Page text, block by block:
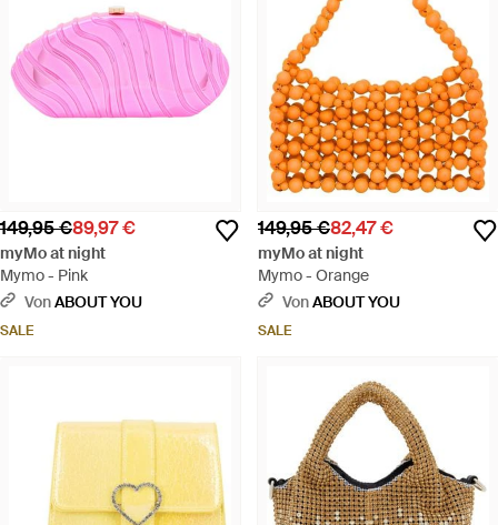
149,95 €89,97 €
myMo at night
Mymo - Pink
VonABOUT YOU
SALE
149,95 €82,47 €
myMo at night
Mymo - Orange
VonABOUT YOU
SALE